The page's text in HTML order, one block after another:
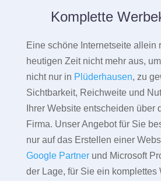
Komplette
Eine schöne Internetseite allein
heutigen Zeit nicht mehr aus,
nicht nur in Plüderhausen, zu
Sichtbarkeit, Reichweite und
Ihrer Website entscheiden über
Firma. Unser Angebot für Sie
nur auf das Erstellen einer
Google Partnerund Microsoft
der Lage, für Sie ein komplettes